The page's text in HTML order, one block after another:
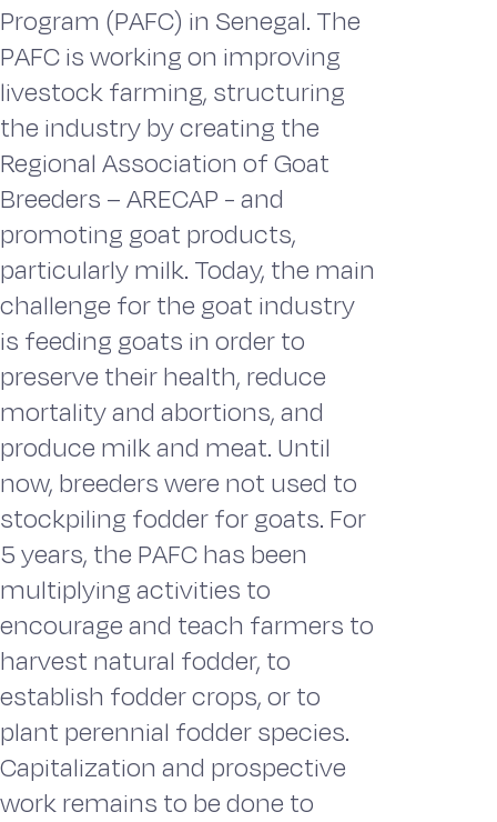
Program (PAFC) in Senegal. The
PAFC is working on improving
livestock farming, structuring
the industry by creating the
Regional Association of Goat
Breeders – ARECAP - and
promoting goat products,
particularly milk. Today, the main
challenge for the goat industry
is feeding goats in order to
preserve their health, reduce
mortality and abortions, and
produce milk and meat. Until
now, breeders were not used to
stockpiling fodder for goats. For
5 years, the PAFC has been
multiplying activities to
encourage and teach farmers to
harvest natural fodder, to
establish fodder crops, or to
plant perennial fodder species.
Capitalization and prospective
work remains to be done to